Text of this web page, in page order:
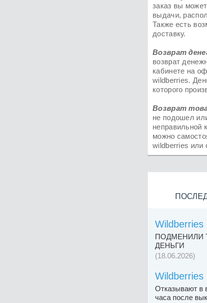
заказ вы
выдачи,
Также есть
доставку.
Возврат
возврат
кабинете на
wildberries.
которого
Возврат
не подошел
неправильной
можно
wildberries или
Wildberries
ПОДМЕНИЛИ
ДЕНЬГИ
(18.06.2026)
Wildberries
Отказывают в
часа после